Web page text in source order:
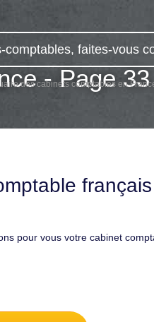
comptables, faites-vous
des cabinets comptables en
- Page 33
français
pour vous votre cabinet